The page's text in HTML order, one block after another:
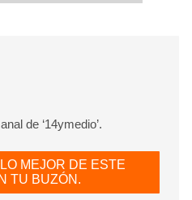
de ‘14ymedio’.
MEJOR DE ESTE
TU BUZÓN.